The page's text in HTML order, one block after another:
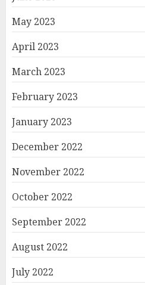
May 2023
April 2023
March 2023
February 2023
January 2023
December 2022
November 2022
October 2022
September 2022
August 2022
July 2022